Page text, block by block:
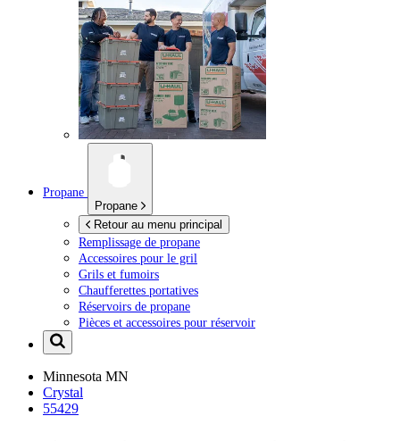
Propane
Propane
Retour au menu principal
Remplissage de propane
Accessoires pour le gril
Grils et fumoirs
Chaufferettes portatives
Réservoirs de propane
Pièces et accessoires pour réservoir
Minnesota MN
Crystal
55429